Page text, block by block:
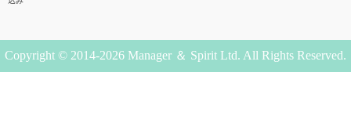
Copyright © 2014-2026 Manager ＆ Spirit Ltd. All Rights Reserved.